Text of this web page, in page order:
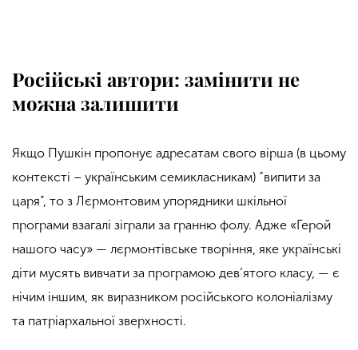
Російські автори: замінити не
можна залишити
Якщо Пушкін пропонує адресатам свого вірша (в цьому
контексті – українським семикласникам) “випити за
царя”, то з Лєрмонтовим упорядники шкільної
програми взагалі зіграли за гранню фолу. Адже «Герой
нашого часу» — лєрмонтівське творіння, яке українські
діти мусять вивчати за програмою дев’ятого класу, — є
нічим іншим, як виразником російського колоніалізму
та патріархальної зверхності.